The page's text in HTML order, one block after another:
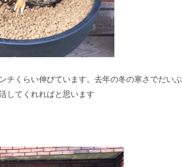
チくらい伸びています。去年の冬の寒さでだいぶ
してくれればと思います